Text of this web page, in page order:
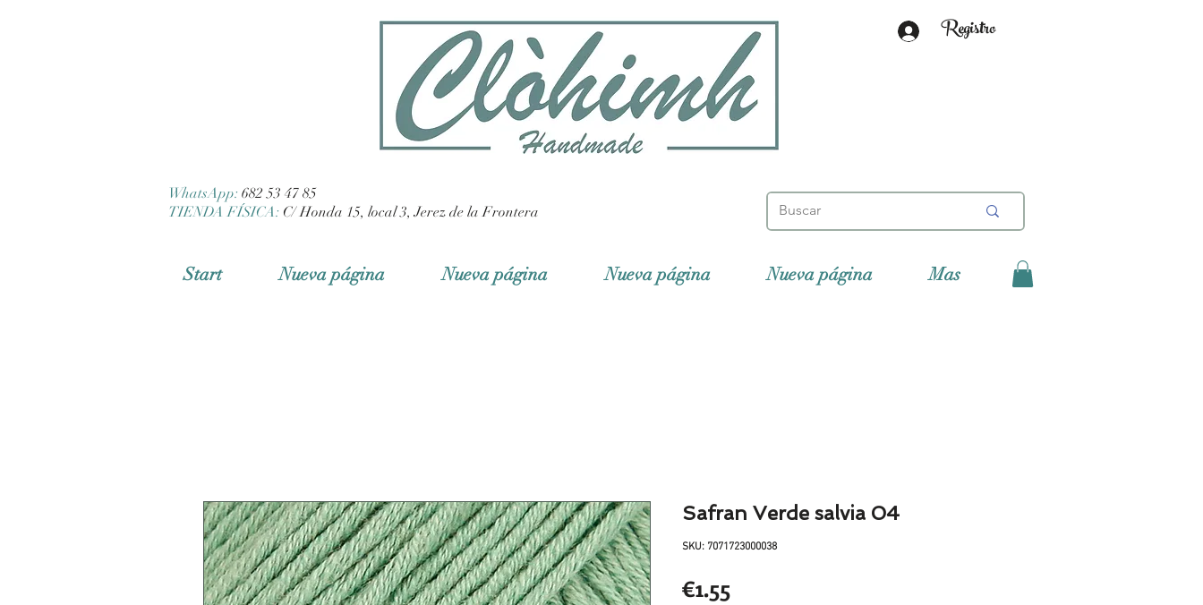
Registro
WhatsApp: 682 53 47 85
TIENDA FÍSICA: C/ Honda 15, local 3, Jerez de la Frontera
Start Nueva página Nueva página Nueva página Nueva página Mas
Safran Verde salvia 04
SKU: 7071723000038
€1.55Price